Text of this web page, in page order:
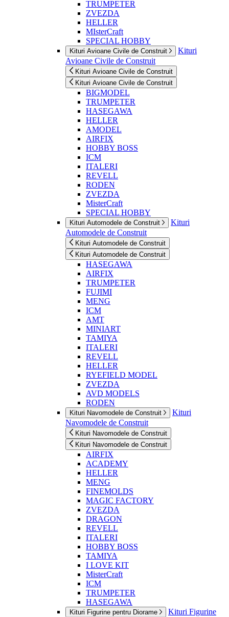
TRUMPETER
ZVEZDA
HELLER
MIsterCraft
SPECIAL HOBBY
Kituri Avioane Civile de Construit
Kituri
Avioane Civile de Construit
Kituri Avioane Civile de Construit
Kituri Avioane Civile de Construit
BIGMODEL
TRUMPETER
HASEGAWA
HELLER
AMODEL
AIRFIX
HOBBY BOSS
ICM
ITALERI
REVELL
RODEN
ZVEZDA
MisterCraft
SPECIAL HOBBY
Kituri Automodele de Construit
Kituri
Automodele de Construit
Kituri Automodele de Construit
Kituri Automodele de Construit
HASEGAWA
AIRFIX
TRUMPETER
FUJIMI
MENG
ICM
AMT
MINIART
TAMIYA
ITALERI
REVELL
HELLER
RYEFIELD MODEL
ZVEZDA
AVD MODELS
RODEN
Kituri Navomodele de Construit
Kituri
Navomodele de Construit
Kituri Navomodele de Construit
Kituri Navomodele de Construit
AIRFIX
ACADEMY
HELLER
MENG
FINEMOLDS
MAGIC FACTORY
ZVEZDA
DRAGON
REVELL
ITALERI
HOBBY BOSS
TAMIYA
I LOVE KIT
MisterCraft
ICM
TRUMPETER
HASEGAWA
Kituri Figurine pentru Diorame
Kituri Figurine